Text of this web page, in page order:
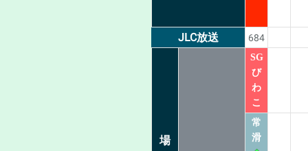
JLC放送 684
場
SG
び
わ
こ
常
滑